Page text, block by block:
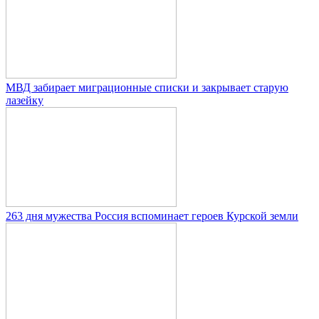
МВД забирает миграционные списки и закрывает старую
лазейку
263 дня мужества Россия вспоминает героев Курской земли